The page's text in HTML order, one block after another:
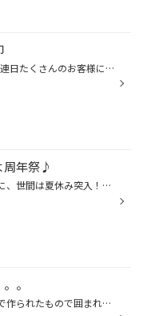
こんちゃ〜( ^ω^ ) 連日たくさんのお客様にご来店いただき誠に有難うございます。 リニューアル1周年の「周年祭」は7月28日まで開催しております☆*:.｡. o(≧▽≦)o .｡.:*☆ くじ引き商品もまだまだあります！！ お買い得なタイヤ&ホイールセットやメンテナンス品などなどご用意しております。 タイヤ交...
周年祭♪
なんとも早いことに、世間は夏休み突入！？ 今年は梅雨明けが遅くてじめじめと蒸し暑い日が続きますが、 皆様、体調にはお気を付けくださいね☺︎.+☆ 当店では只今、"周年祭"を開催中です！！ ん？周年祭とは何ぞ？と思われた方は "セール情報"から概要をご覧ください ^^♪ 土、日、祝日限定でお渡しし...
。
うちのショプは木で作られたもので囲まれています♡ わだッチ（和田さん）に会長の趣味やで！と教えて頂きました 残念ながら会長にはお逢いした事はないんですが… 木と言えば！そう！アルプスの少女ハイジ！！(*^^*) きっと会長って…ハイジのおじいさんみたいに 心があったかい感じなんだろうなぁ〜...